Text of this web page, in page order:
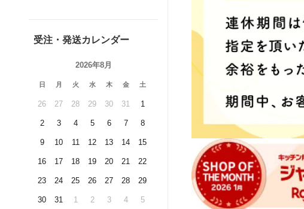
受注・発送カレンダー
2026年8月
日 月 火 水 木 金 土
26 27 28 29 30 31 1
2 3 4 5 6 7 8
9 10 11 12 13 14 15
16 17 18 19 20 21 22
23 24 25 26 27 28 29
30 31 1 2 3 4 5